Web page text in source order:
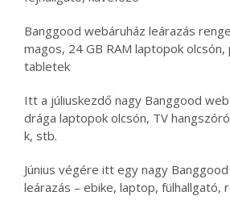
Banggood webáruház leárazás
magos, 24 GB RAM laptopok
tabletek
Itt a júliuskezdő nagy Banggood
drága laptopok olcsón, TV
k, stb.
Június végére itt egy nagy
leárazás – ebike, laptop, fülhallgató,